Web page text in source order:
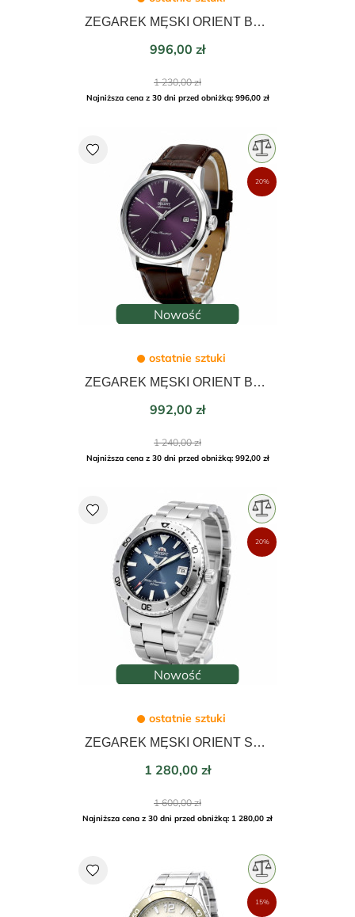
ZEGAREK MĘSKI ORIENT BAMBINO AUTOMATIC 40mm RA-AC0033Y30B
Cena
996,00 zł
Cena
podstawowa
1 230,00 zł
Najniższa cena z 30 dni przed obniżką: 996,00 zł
Nowość
ostatnie sztuki
ZEGAREK MĘSKI ORIENT BAMBINO AUTOMATIC 40mm RA-AC0032V30B
Cena
992,00 zł
Cena
podstawowa
1 240,00 zł
Najniższa cena z 30 dni przed obniżką: 992,00 zł
favorite
20%
Nowość
ostatnie sztuki
ZEGAREK MĘSKI ORIENT SPORTS MAKO DIVER AUTOMATIC 40mm RA-AC0Q14L30B
Cena
1 280,00 zł
Cena
podstawowa
1 600,00 zł
Najniższa cena z 30 dni przed obniżką: 1 280,00 zł
favorite
20%
favorite
15%